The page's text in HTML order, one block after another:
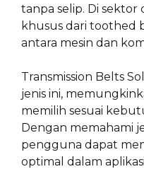
tanpa selip. Di
khusus dari toothed
antara mesin dan
Transmission Belts
jenis ini,
memilih sesuai
Dengan memahami
pengguna dapat
optimal dalam